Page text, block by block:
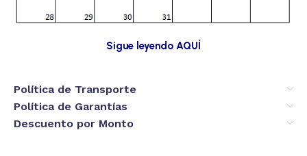
Sigue leyendo AQUÍ
Política de Transporte
Política de Garantías
Descuento por Monto